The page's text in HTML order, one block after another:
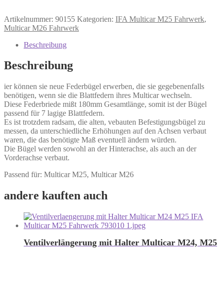
Artikelnummer: 90155 Kategorien: IFA Multicar M25 Fahrwerk,
Multicar M26 Fahrwerk
Beschreibung
Beschreibung
ier können sie neue Federbügel erwerben, die sie gegebenenfalls
benötigen, wenn sie die Blattfedern ihres Multicar wechseln.
Diese Federbriede mißt 180mm Gesamtlänge, somit ist der Bügel
passend für 7 lagige Blattfedern.
Es ist trotzdem radsam, die alten, vebauten Befestigungsbügel zu
messen, da unterschiedliche Erhöhungen auf den Achsen verbaut
waren, die das benötigte Maß eventuell ändern würden.
Die Bügel werden sowohl an der Hinterachse, als auch an der
Vorderachse verbaut.
Passend für: Multicar M25, Multicar M26
andere kauften auch
Ventilverlängerung mit Halter Multicar M24, M25